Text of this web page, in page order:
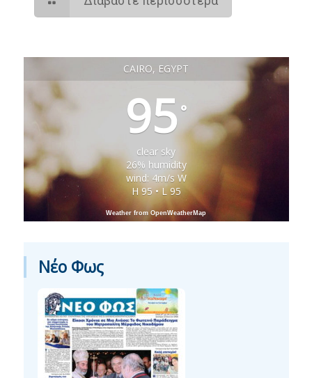
CAIRO, EGYPT
95 °
clear sky
26% humidity
wind: 4m/s W
H 95 • L 95
Weather from OpenWeatherMap
Νέο Φως